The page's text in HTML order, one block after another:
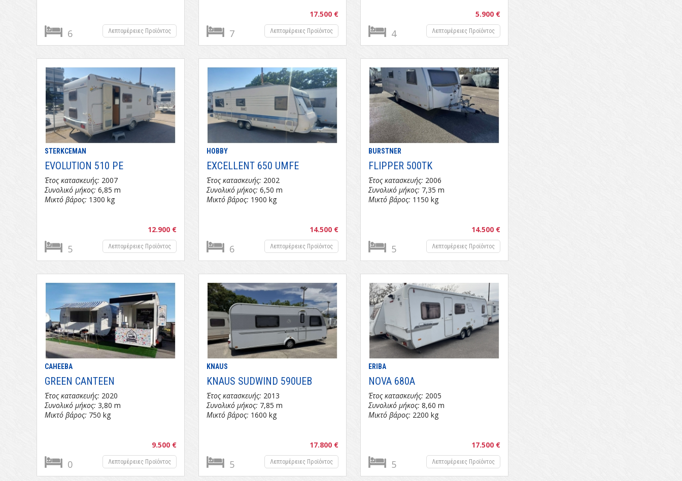
6 Λεπτομέρειες Προϊόντος 7
17.500 €
Λεπτομέρειες Προϊόντος 4
5.900 €
Λεπτομέρειες Προϊόντος
STERKCEMAN
EVOLUTION 510 PE
Έτος κατασκευής: 2007
Συνολικό μήκος: 6,85 m
Μικτό βάρος: 1300 kg
5
12.900 €
Λεπτομέρειες Προϊόντος
HOBBY
EXCELLENT 650 UMFE
Έτος κατασκευής: 2002
Συνολικό μήκος: 6,50 m
Μικτό βάρος: 1900 kg
6
14.500 €
Λεπτομέρειες Προϊόντος
BURSTNER
FLIPPER 500TK
Έτος κατασκευής: 2006
Συνολικό μήκος: 7,35 m
Μικτό βάρος: 1150 kg
5
14.500 €
Λεπτομέρειες Προϊόντος
CAHEEBA
GREEN CANTEEN
Έτος κατασκευής: 2020
Συνολικό μήκος: 3,80 m
Μικτό βάρος: 750 kg
0
9.500 €
Λεπτομέρειες Προϊόντος
KNAUS
KNAUS SUDWIND 590UEB
Έτος κατασκευής: 2013
Συνολικό μήκος: 7,85 m
Μικτό βάρος: 1600 kg
5
17.800 €
Λεπτομέρειες Προϊόντος
ERIBA
NOVA 680A
Έτος κατασκευής: 2005
Συνολικό μήκος: 8,60 m
Μικτό βάρος: 2200 kg
5
17.500 €
Λεπτομέρειες Προϊόντος